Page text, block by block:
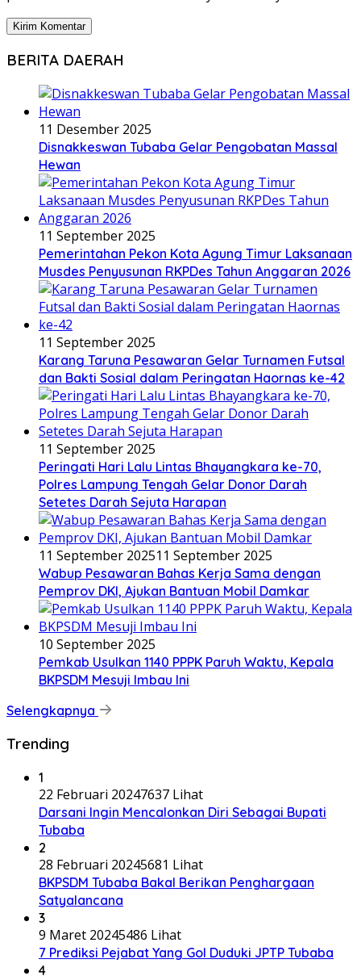
BERITA DAERAH
11 Desember 2025
Disnakkeswan Tubaba Gelar Pengobatan Massal
Hewan
11 September 2025
Pemerintahan Pekon Kota Agung Timur Laksanaan
Musdes Penyusunan RKPDes Tahun Anggaran 2026
11 September 2025
Karang Taruna Pesawaran Gelar Turnamen Futsal
dan Bakti Sosial dalam Peringatan Haornas ke-42
11 September 2025
Peringati Hari Lalu Lintas Bhayangkara ke-70,
Polres Lampung Tengah Gelar Donor Darah
Setetes Darah Sejuta Harapan
11 September 202511 September 2025
Wabup Pesawaran Bahas Kerja Sama dengan
Pemprov DKI, Ajukan Bantuan Mobil Damkar
10 September 2025
Pemkab Usulkan 1140 PPPK Paruh Waktu, Kepala
BKPSDM Mesuji Imbau Ini
Selengkapnya
Trending
1
22 Februari 20247637 Lihat
Darsani Ingin Mencalonkan Diri Sebagai Bupati
Tubaba
2
28 Februari 20245681 Lihat
BKPSDM Tubaba Bakal Berikan Penghargaan
Satyalancana
3
9 Maret 20245486 Lihat
7 Prediksi Pejabat Yang Gol Duduki JPTP Tubaba
4